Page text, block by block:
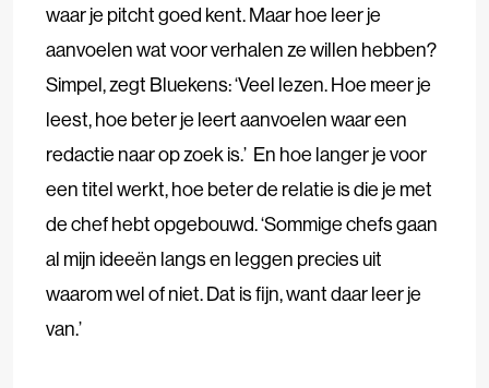
waar je pitcht goed kent. Maar hoe leer je
aanvoelen wat voor verhalen ze willen hebben?
Simpel, zegt Bluekens: ‘Veel lezen. Hoe meer je
leest, hoe beter je leert aanvoelen waar een
redactie naar op zoek is.’ En hoe langer je voor
een titel werkt, hoe beter de relatie is die je met
de chef hebt opgebouwd. ‘Sommige chefs gaan
al mijn ideeën langs en leggen precies uit
waarom wel of niet. Dat is fijn, want daar leer je
van.’